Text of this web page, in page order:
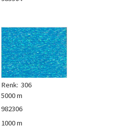
Renk: 306
5000 m
982306
1000 m